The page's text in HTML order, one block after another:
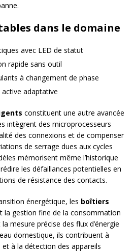
dans le domaine
avec LED de statut
rapide sans outil
à changement de phase
active adaptative
constituent une autre avancée
intègrent des microprocesseurs
des connexions et de compenser
de serrage dues aux cycles
mémorisent même l’historique
les défaillances potentielles en
de résistance des contacts.
énergétique, les boîtiers
la gestion fine de la consommation
mesure précise des flux d’énergie
domestique, ils contribuent à
et à la détection des appareils